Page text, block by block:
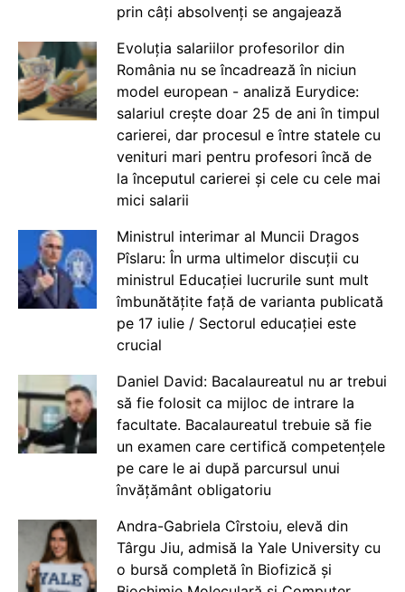
prin câți absolvenți se angajează
Evoluția salariilor profesorilor din
România nu se încadrează în niciun
model european - analiză Eurydice:
salariul crește doar 25 de ani în timpul
carierei, dar procesul e între statele cu
venituri mari pentru profesori încă de
la începutul carierei și cele cu cele mai
mici salarii
Ministrul interimar al Muncii Dragos
Pîslaru: În urma ultimelor discuții cu
ministrul Educației lucrurile sunt mult
îmbunătățite față de varianta publicată
pe 17 iulie / Sectorul educației este
crucial
Daniel David: Bacalaureatul nu ar trebui
să fie folosit ca mijloc de intrare la
facultate. Bacalaureatul trebuie să fie
un examen care certifică competențele
pe care le ai după parcursul unui
învățământ obligatoriu
Andra-Gabriela Cîrstoiu, elevă din
Târgu Jiu, admisă la Yale University cu
o bursă completă în Biofizică și